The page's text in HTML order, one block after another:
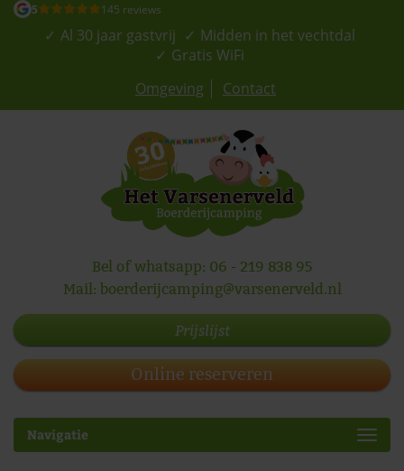
5 145 reviews
Al 30 jaar gastvrij
Midden in het vechtdal
Gratis WiFi
Omgeving
Contact
Bel of whatsapp: 06 - 219 838 95
Mail: boerderijcamping@varsenerveld.nl
Prijslijst
Online reserveren
Navigatie